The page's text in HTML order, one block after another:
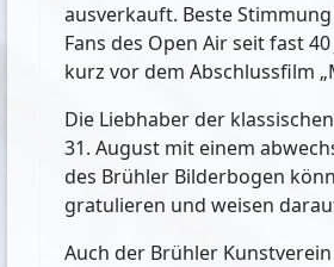
ausverkauft. Beste
Fans des Open Air seit fast
kurz vor dem Abschlussfilm
Die Liebhaber der
31. August mit einem
des Brühler Bilderbogen
gratulieren und weisen
Auch der Brühler